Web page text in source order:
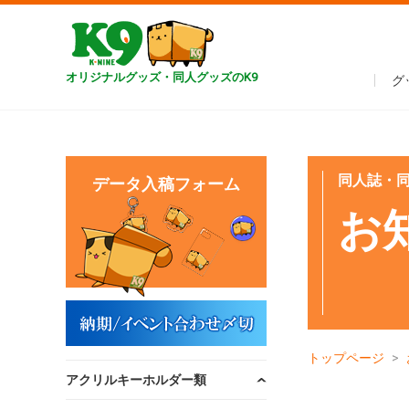
オリジナルグッズ・同人グッズのK9 グ
同人誌・
お
トップページ
データ入稿フォーム
アクリルキーホルダー類